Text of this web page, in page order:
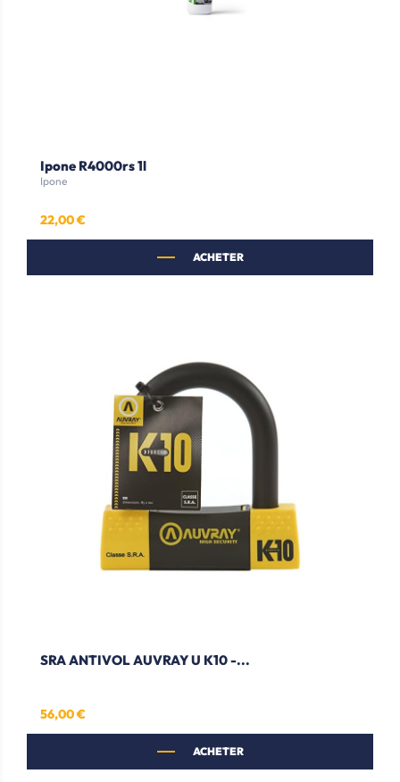
Ipone R4000rs 1l
Ipone
Prix
22,00 €
ACHETER
SRA ANTIVOL AUVRAY U K10 -...
Prix
56,00 €
ACHETER